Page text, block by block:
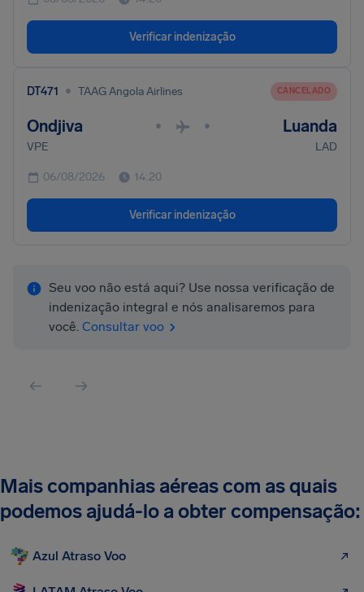
Verificar indenização
DT471 • TAAG Angola Airlines CANCELADO
Ondjiva • • Luanda
VPE LAD
06/08/2026 14:20
Verificar indenização
Seu voo não está aqui? Use nossa verificação de
indenização integral e nós analisaremos para
você. Consultar voo
Mais companhias aéreas com as quais
podemos ajudá-lo a obter compensação:
Azul Atraso Voo